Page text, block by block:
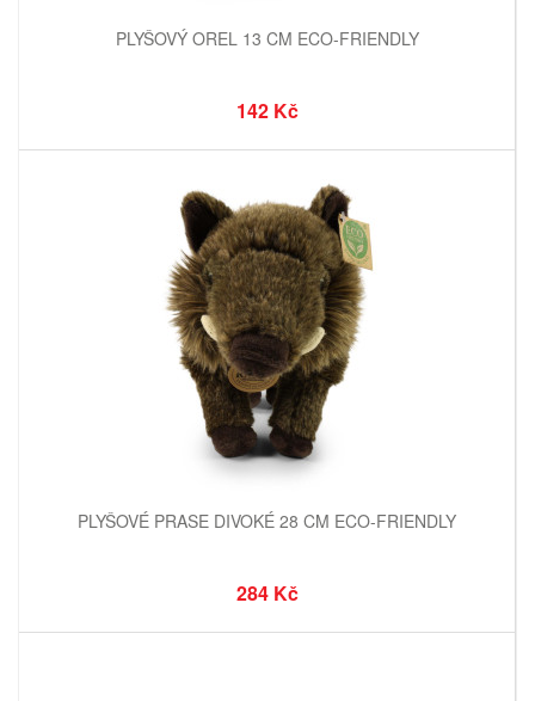
PLYŠOVÝ OREL 13 CM ECO-FRIENDLY
142 Kč
PLYŠOVÉ PRASE DIVOKÉ 28 CM ECO-FRIENDLY
284 Kč